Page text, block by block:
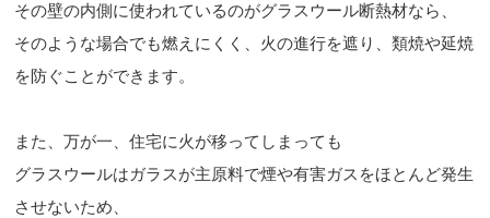
その壁の内側に使われているのがグラスウール断熱材なら、
そのような場合でも燃えにくく、火の進行を遮り、類焼や延焼
を防ぐことができます。
また、万が一、住宅に火が移ってしまっても
グラスウールはガラスが主原料で煙や有害ガスをほとんど発生
させないため、